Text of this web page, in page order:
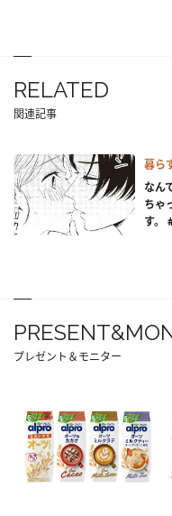
RELATED
関連記事
暮ら
なん
ちゃ
す。
プレゼント＆モニター